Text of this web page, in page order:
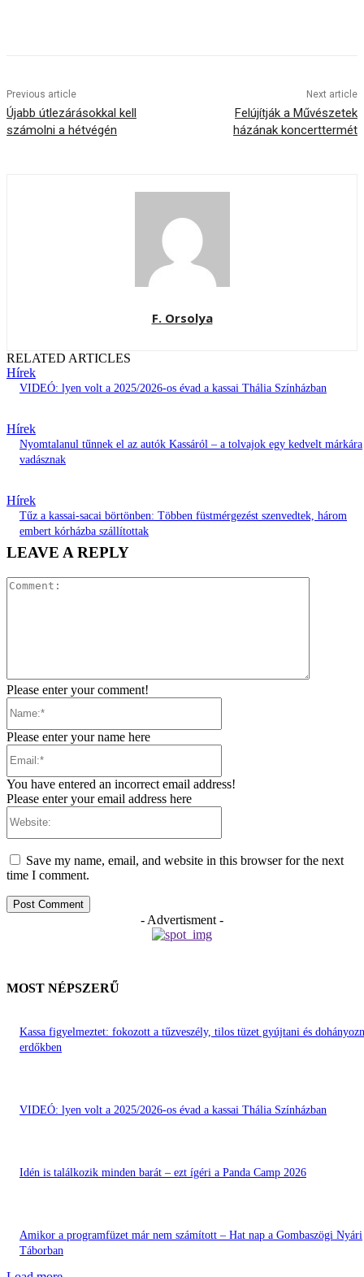
Previous article
Újabb útlezárásokkal kell
számolni a hétvégén
Next article
Felújítják a Művészetek
házának koncerttermét
F. Orsolya
RELATED ARTICLES
Hírek
VIDEÓ: lyen volt a 2025/2026-os évad a kassai Thália Színházban
Hírek
Nyomtalanul tűnnek el az autók Kassáról – a tolvajok egy kedvelt márkára
vadásznak
Hírek
Tűz a kassai-sacai börtönben: Többen füstmérgezést szenvedtek, három
embert kórházba szállítottak
LEAVE A REPLY
Please enter your comment!
Please enter your name here
You have entered an incorrect email address!
Please enter your email address here
Save my name, email, and website in this browser for the next
time I comment.
- Advertisment -
MOST NÉPSZERŰ
Kassa figyelmeztet: fokozott a tűzveszély, tilos tüzet gyújtani és
erdőkben
VIDEÓ: lyen volt a 2025/2026-os évad a kassai Thália Színházban
Idén is találkozik minden barát – ezt ígéri a Panda Camp 2026
Amikor a programfüzet már nem számított – Hat nap a Gombaszögi Nyári
Táborban